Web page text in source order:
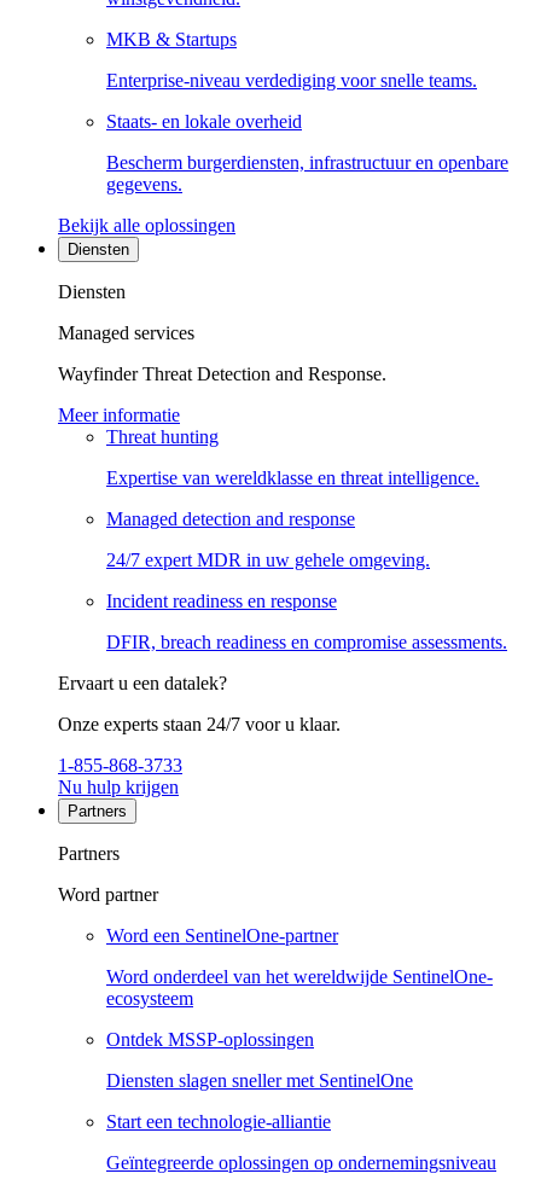
MKB & Startups
Enterprise-niveau verdediging voor snelle teams.
Staats- en lokale overheid
Bescherm burgerdiensten, infrastructuur en openbare
gegevens.
Bekijk alle oplossingen
Diensten
Diensten
Managed services
Wayfinder Threat Detection and Response.
Meer informatie
Threat hunting
Expertise van wereldklasse en threat intelligence.
Managed detection and response
24/7 expert MDR in uw gehele omgeving.
Incident readiness en response
DFIR, breach readiness en compromise assessments.
Ervaart u een datalek?
Onze experts staan 24/7 voor u klaar.
1-855-868-3733
Nu hulp krijgen
Partners
Partners
Word partner
Word een SentinelOne-partner
Word onderdeel van het wereldwijde SentinelOne-
ecosysteem
Ontdek MSSP-oplossingen
Diensten slagen sneller met SentinelOne
Start een technologie-alliantie
Geïntegreerde oplossingen op ondernemingsniveau